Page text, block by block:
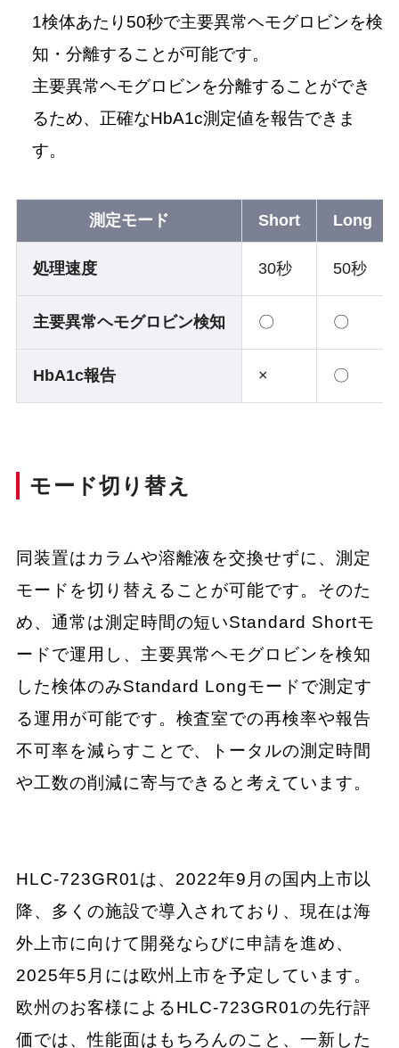
1検体あたり50秒で主要異常ヘモグロビンを検
知・分離することが可能です。
主要異常ヘモグロビンを分離することができ
るため、正確なHbA1c測定値を報告できま
す。
測定モード Short Long
処理速度 30秒 50秒
主要異常ヘモグロビン検知 〇 〇
HbA1c報告 × 〇
モード切り替え
同装置はカラムや溶離液を交換せずに、測定
モードを切り替えることが可能です。そのた
め、通常は測定時間の短いStandard Shortモ
ードで運用し、主要異常ヘモグロビンを検知
した検体のみStandard Longモードで測定す
る運用が可能です。検査室での再検率や報告
不可率を減らすことで、トータルの測定時間
や工数の削減に寄与できると考えています。
HLC-723GR01は、2022年9月の国内上市以
降、多くの施設で導入されており、現在は海
外上市に向けて開発ならびに申請を進め、
2025年5月には欧州上市を予定しています。
欧州のお客様によるHLC-723GR01の先行評
価では、性能面はもちろんのこと、一新した